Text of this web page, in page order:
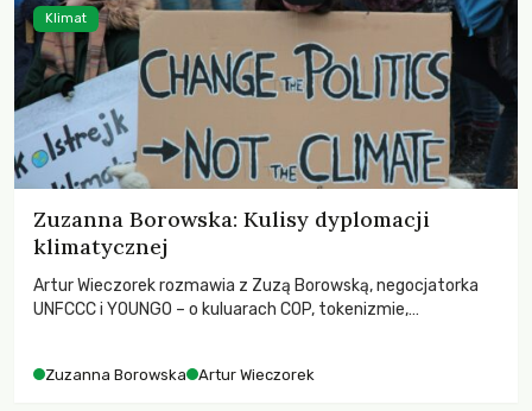
Zuzanna Borowska: Kulisy dyplomacji
klimatycznej
Artur Wieczorek rozmawia z Zuzą Borowską, negocjatorka
UNFCCC i YOUNGO – o kuluarach COP, tokenizmie,
Zuzanna Borowska Artur Wieczorek
Klimat